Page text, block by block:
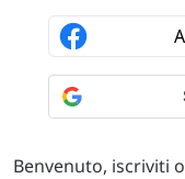
Benvenuto, iscriviti